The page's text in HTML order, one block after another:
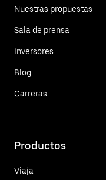
Nuestras propuestas
Sala de prensa
Inversores
Blog
Carreras
Productos
Viaja